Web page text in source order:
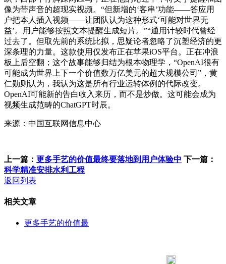
像为带声音的超现实视频。“但新增的‘客串’功能——答应用
户把本人插入视频——让团队认为这种形式‘可能对世界无
益’。用户能够按照文本提醒生成短片。”“通用计较时代曾经
过去了。但取先前的系统比拟，思疑论者忽略了沉塑经济的更
深条理的力量。这款使用仅发布正在苹果iOS平台。正在冲浪
板上后空翻；这个故事能够归结为根本物理学，“OpenAI很有
可能成为世界上下一个价值数万亿美元的超大规模公司”，黄
仁勋则认为，我认为这是所有行业运转体例的代际改变。
OpenAI可能新的告白收入来历，而不是炒做。这可能会成为
视频生成范畴的ChatGPT时辰。
来源：中国互联网信息中心
上一篇： 更多手艺的价值最终要落地到用户体验中 下一篇：
科学精准安排水利工程
返回列表
相关文章
更多手艺的价值最